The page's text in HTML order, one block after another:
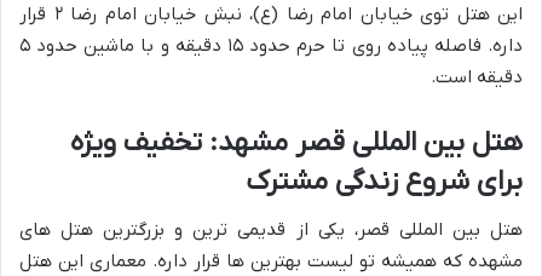
این هتل توی خیابان امام رضا (ع)، نبش خیابان امام رضا ۲ قرار
داره. فاصله پیاده روی تا حرم حدود ۱۵ دقیقه و با ماشین حدود ۵
دقیقه است.
هتل بین المللی قصر مشهد: تخفیف ویژه
برای شروع زندگی مشترک
هتل بین المللی قصر، یکی از قدیمی ترین و بزرگترین هتل های
مشهده که همیشه تو لیست بهترین ها قرار داره. معماری این هتل